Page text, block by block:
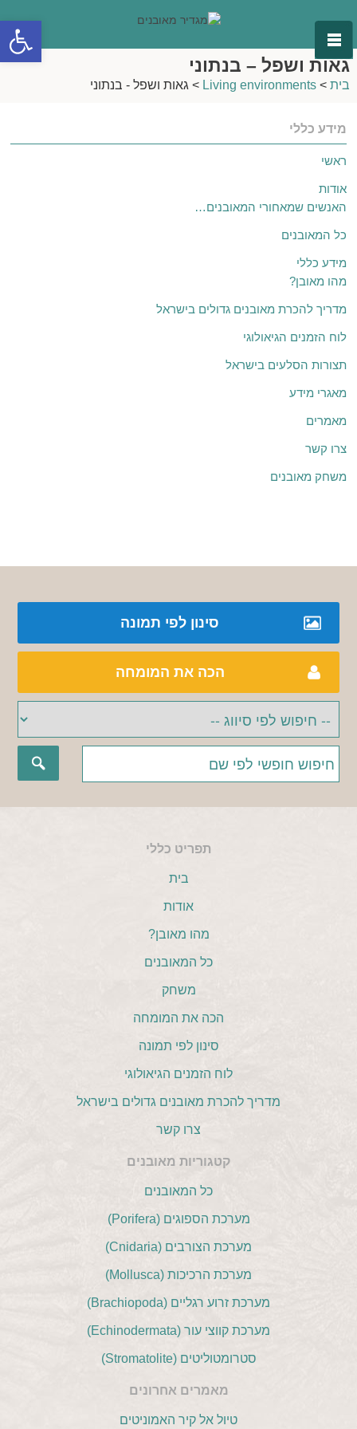
פתח
גאות ושפל – בנתוני
בית>
Living environments
> גאות ושפל - בנתוני
מידע כללי
ראשי
אודות
האנשים שמאחורי המאובנים…
כל המאובנים
מידע כללי
מהו מאובן?
מדריך להכרת מאובנים גדולים בישראל
לוח הזמנים הגיאולוגי
תצורות הסלעים בישראל
מאגרי מידע
מאמרים
צרו קשר
משחק מאובנים
סינון לפי תמונה
הכה את המומחה
תפריט כללי
בית
אודות
מהו מאובן?
כל המאובנים
משחק
הכה את המומחה
סינון לפי תמונה
לוח הזמנים הגיאולוגי
מדריך להכרת מאובנים גדולים בישראל
צרו קשר
קטגוריות מאובנים
כל המאובנים
מערכת הספוגים (Porifera)
מערכת הצורבים (Cnidaria)
מערכת הרכיכות (Mollusca)
מערכת זרוע רגליים (Brachiopoda)
מערכת קווצי עור (Echinodermata)
סטרומטוליטים (Stromatolite)
מאמרים אחרונים
טיול אל קיר האמוניטים